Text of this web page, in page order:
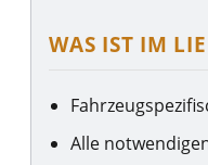
WAS IST IM
Alle